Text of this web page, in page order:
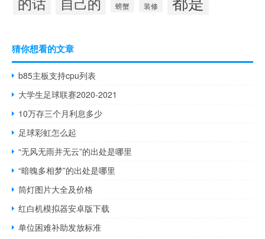
螃蟹 装修
猜你想看的文章
b85主板支持cpu列表
大学生足球联赛2020-2021
10万存三个月利息多少
足球彩虹怎么起
“无风无雨并无云”的出处是哪里
“暗魄多相梦”的出处是哪里
筒灯图片大全及价格
红白机模拟器安卓版下载
单位困难补助发放标准